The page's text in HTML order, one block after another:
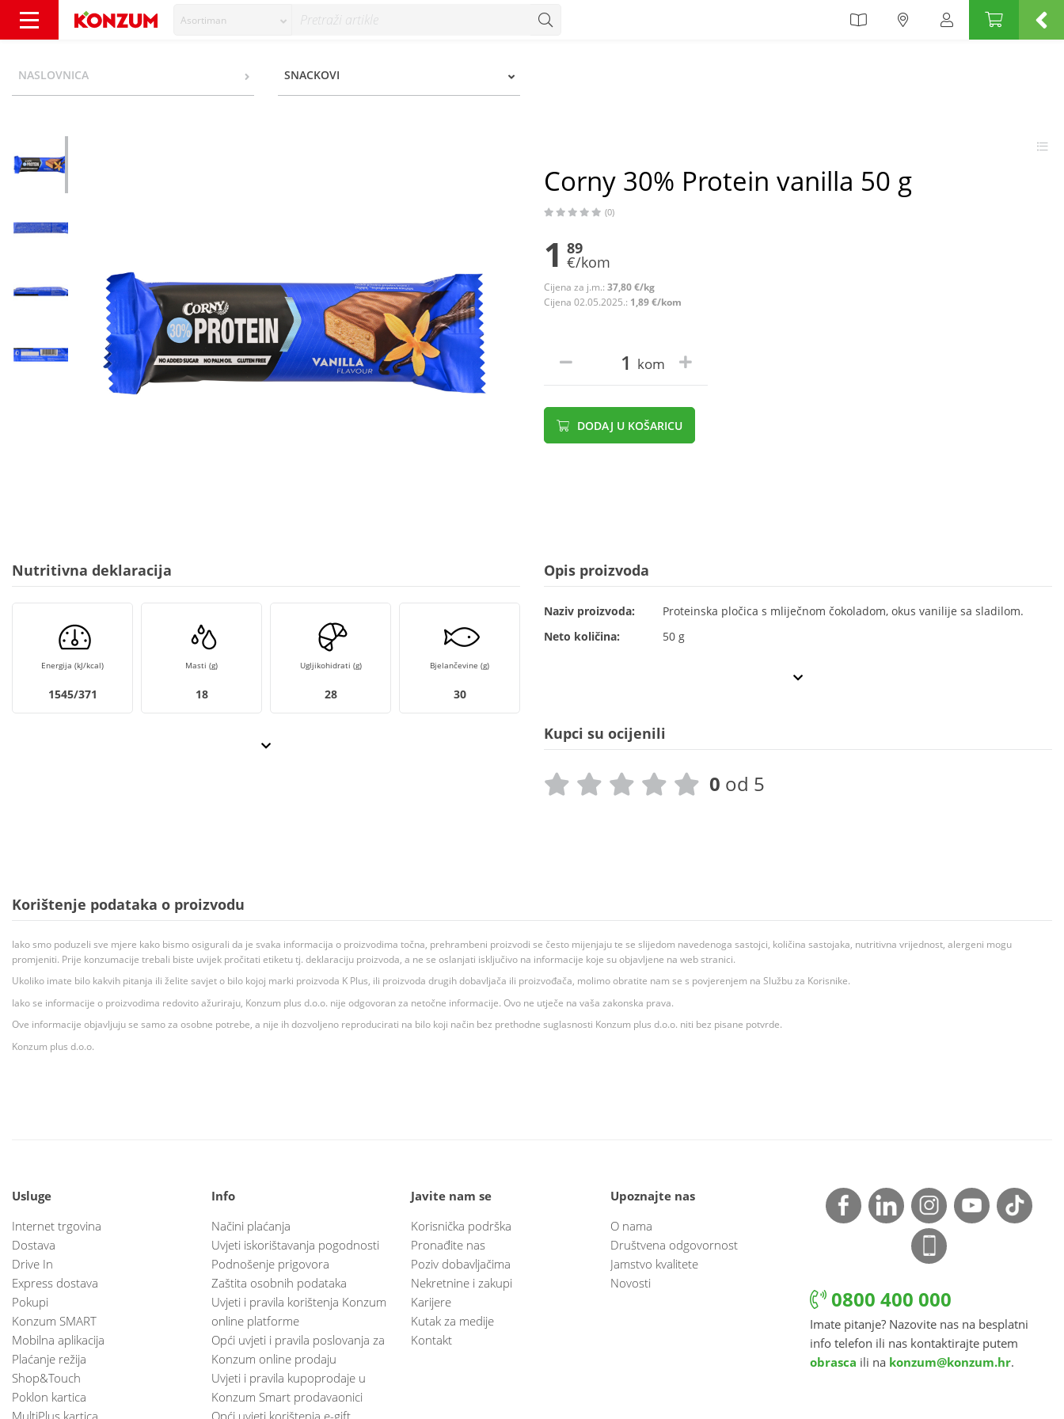
Asortiman
NASLOVNICA SNACKOVI
Corny 30% Protein vanilla 50 g
(0)
1 89
€/kom
Cijena za j.m.: 37,80 €/kg
Cijena 02.05.2025.: 1,89 €/kom
kom
DODAJ U KOŠARICU
Nutritivna deklaracija
Energija (kJ/kcal)
1545/371
Masti (g)
18
Ugljikohidrati (g)
28
Bjelančevine (g)
30
Opis proizvoda
Naziv proizvoda:
Proteinska pločica s mliječnom čokoladom, okus vanilije sa sladilom.
Neto količina:
50 g
Kupci su ocijenili
0 od 5
Korištenje podataka o proizvodu
Iako smo poduzeli sve mjere kako bismo osigurali da je svaka informacija o proizvodima točna, prehrambeni proizvodi se često mijenjaju te se slijedom navedenoga sastojci, količina sastojaka, nutritivna vrijednost, alergeni mogu
promjeniti. Prije konzumacije trebali biste uvijek pročitati etiketu tj. deklaraciju proizvoda, a ne se oslanjati isključivo na informacije koje su objavljene na web stranici.
Ukoliko imate bilo kakvih pitanja ili želite savjet o bilo kojoj marki proizvoda K Plus, ili proizvoda drugih dobavljača ili proizvođača, molimo obratite nam se s povjerenjem na Službu za Korisnike.
Iako se informacije o proizvodima redovito ažuriraju, Konzum plus d.o.o. nije odgovoran za netočne informacije. Ovo ne utječe na vaša zakonska prava.
Ove informacije objavljuju se samo za osobne potrebe, a nije ih dozvoljeno reproducirati na bilo koji način bez prethodne suglasnosti Konzum plus d.o.o. niti bez pisane potvrde.
Konzum plus d.o.o.
Usluge
Internet trgovina
Dostava
Drive In
Express dostava
Pokupi
Konzum SMART
Mobilna aplikacija
Plaćanje režija
Shop&Touch
Poklon kartica
MultiPlus kartica
Info
Načini plaćanja
Uvjeti iskorištavanja pogodnosti
Podnošenje prigovora
Zaštita osobnih podataka
Uvjeti i pravila korištenja Konzum
online platforme
Opći uvjeti i pravila poslovanja za
Konzum online prodaju
Uvjeti i pravila kupoprodaje u
Konzum Smart prodavaonici
Opći uvjeti korištenja e-gift
Javite nam se
Korisnička podrška
Pronađite nas
Poziv dobavljačima
Nekretnine i zakupi
Karijere
Kutak za medije
Kontakt
Upoznajte nas
O nama
Društvena odgovornost
Jamstvo kvalitete
Novosti
0800 400 000
Imate pitanje? Nazovite nas na besplatni
info telefon ili nas kontaktirajte putem
obrasca ili na konzum@konzum.hr.